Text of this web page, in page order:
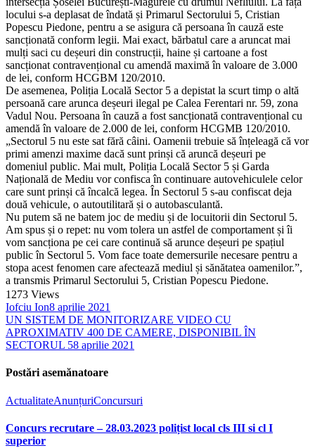
locului s-a deplasat de îndată și Primarul Sectorului 5, Cristian
Popescu Piedone, pentru a se asigura că persoana în cauză este
sancționată conform legii. Mai exact, bărbatul care a aruncat mai
mulți saci cu deșeuri din construcții, haine și cartoane a fost
sancționat contravențional cu amendă maximă în valoare de 3.000
de lei, conform HCGBM 120/2010.
De asemenea, Poliția Locală Sector 5 a depistat la scurt timp o altă
persoană care arunca deșeuri ilegal pe Calea Ferentari nr. 59, zona
Vadul Nou. Persoana în cauză a fost sancționată contravențional cu
amendă în valoare de 2.000 de lei, conform HCGMB 120/2010.
„Sectorul 5 nu este sat fără câini. Oamenii trebuie să înțeleagă că vor
primi amenzi maxime dacă sunt prinși că aruncă deșeuri pe
domeniul public. Mai mult, Poliția Locală Sector 5 și Garda
Națională de Mediu vor confisca în continuare autovehiculele celor
care sunt prinși că încalcă legea. În Sectorul 5 s-au confiscat deja
două vehicule, o autoutilitară și o autobasculantă.
Nu putem să ne batem joc de mediu și de locuitorii din Sectorul 5.
Am spus și o repet: nu vom tolera un astfel de comportament și îi
vom sancționa pe cei care continuă să arunce deșeuri pe spațiul
public în Sectorul 5. Vom face toate demersurile necesare pentru a
stopa acest fenomen care afectează mediul și sănătatea oamenilor.”,
a transmis Primarul Sectorului 5, Cristian Popescu Piedone.
1273 Views
Iofciu Ion8 aprilie 2021
UN SISTEM DE MONITORIZARE VIDEO CU
APROXIMATIV 400 DE CAMERE, DISPONIBIL ÎN
SECTORUL 58 aprilie 2021
Postări asemănatoare
ActualitateAnunțuriConcursuri
Concurs recrutare – 28.03.2023 polițist local cls III si cl I
superior